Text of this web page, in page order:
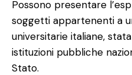
Possono presentare
soggetti appartenenti a
universitarie italiane,
istituzioni pubbliche
Stato.